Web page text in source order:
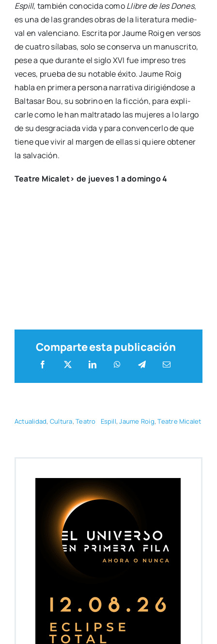
Espill, tam­bién cono­ci­da comoLli­bre de les Dones,
es una de las gran­des obras de la lite­ra­tu­ra medie­
val en valen­ciano. Escri­ta por Jau­me Roig en ver­sos
de cua­tro síla­bas, solo se con­ser­va un manus­cri­to,
pese a que duran­te el siglo XVI fue impre­so tres
veces, prue­ba de su nota­ble éxi­to. Jau­me Roig
habla en pri­me­ra per­so­na narra­ti­va diri­gién­do­se a
Bal­ta­sar Bou, su sobrino en la fic­ción, para expli­
car­le como le han mal­tra­ta­do las muje­res a lo lar­go
de su des­gra­cia­da vida y para con­ven­cer­lo de que
tie­ne que vivir al mar­gen de ellas si quie­re obte­ner
la sal­va­ción.
Tea­tre Mica­let> de jue­ves 1 a domin­go 4
Comparte esta publicación
Actua­li­dad, Cul­tu­ra,Tea­tro Espill,Jau­me Roig,Tea­tre Mica­let